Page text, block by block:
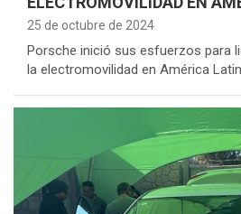
25 de octubre de 2024
Porsche inició sus esfuerzos para
la electromovilidad en América